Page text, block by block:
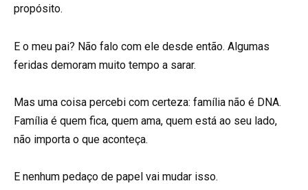
propósito.
E o meu pai? Não falo com ele desde então. Algumas
feridas demoram muito tempo a sarar.
Mas uma coisa percebi com certeza: família não é DNA.
Família é quem fica, quem ama, quem está ao seu lado,
não importa o que aconteça.
E nenhum pedaço de papel vai mudar isso.